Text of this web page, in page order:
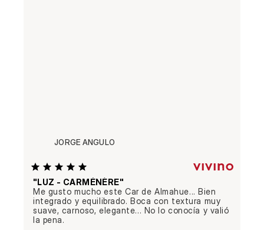
JORGE ANGULO
"LUZ - CARMÉNÈRE"
Me gusto mucho este Car de Almahue... Bien
integrado y equilibrado. Boca con textura muy
suave, carnoso, elegante... No lo conocía y valió
la pena.